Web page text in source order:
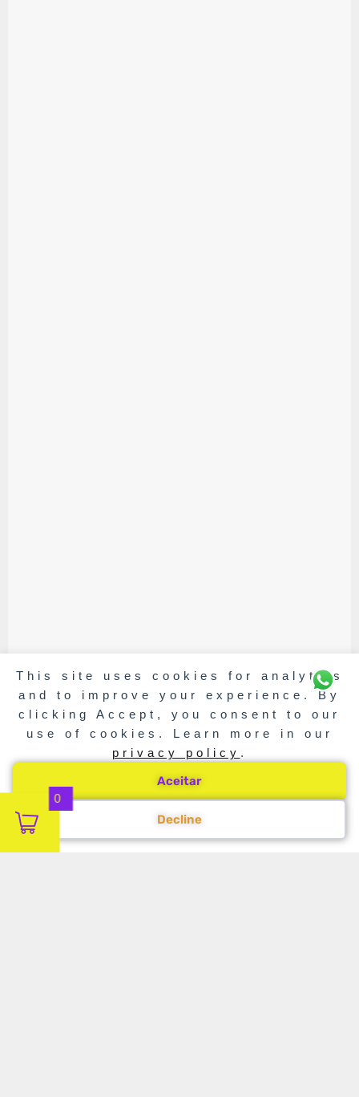
This site uses cookies for analytics
and to improve your experience. By
clicking Accept, you consent to our
use of cookies. Learn more in our
privacy policy .
Aceitar
Decline
0